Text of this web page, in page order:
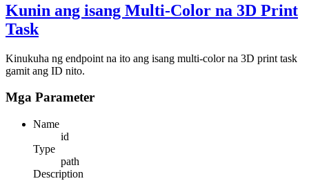
Kunin ang isang Multi-Color na 3D Print
Task
Kinukuha ng endpoint na ito ang isang multi-color na 3D print task
gamit ang ID nito.
Mga Parameter
Name
id
Type
path
Description